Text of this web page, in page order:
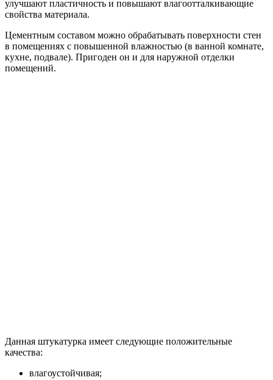
улучшают пластичность и повышают влагоотталкивающие
свойства материала.
Цементным составом можно обрабатывать поверхности стен
в помещениях с повышенной влажностью (в ванной комнате,
кухне, подвале). Пригоден он и для наружной отделки
помещений.
Данная штукатурка имеет следующие положительные
качества:
влагоустойчивая;